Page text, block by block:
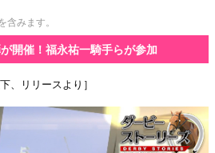
含みます。
開催！福永祐一騎手らが参加
下、リリースより］